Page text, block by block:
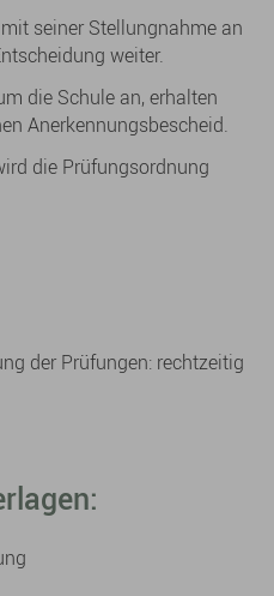
seiner Stellungnahme an
weiter.
die Schule an, erhalten
Anerkennungsbescheid.
die Prüfungsordnung
der Prüfungen: rechtzeitig